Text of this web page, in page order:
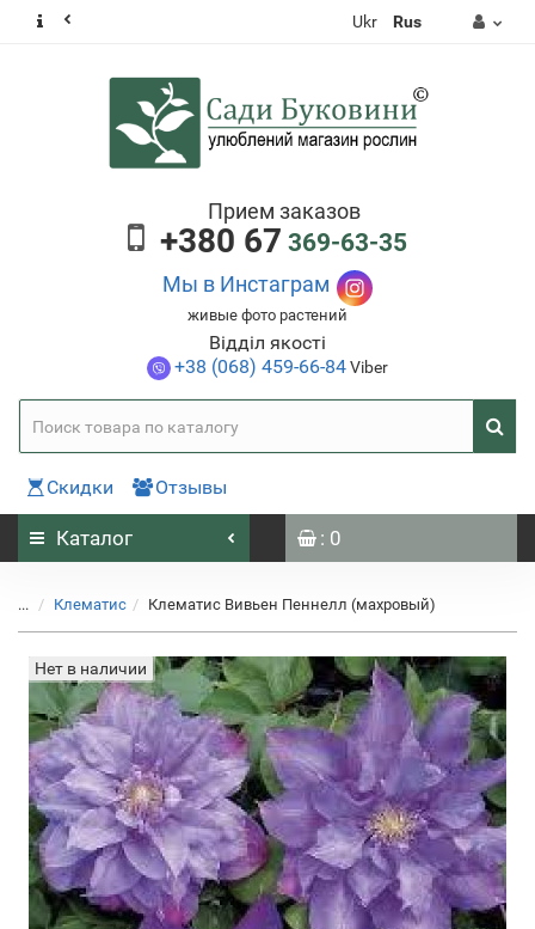
Ukr Rus
Прием заказов
+380 67 369-63-35
Мы в Инстаграм
живые фото растений
Відділ якості
+38 (068) 459-66-84Viber
Скидки Отзывы
Каталог : 0
... Клематис Клематис Вивьен Пеннелл (махровый)
Нет в наличии